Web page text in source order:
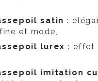
satin :
et mode,
lurex : effet
imitation